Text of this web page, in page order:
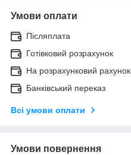
Умови оплати
Післяплата
Готівковий розрахунок
На розрахунковий рахунок
Банківський переказ
Всі умови оплати
Умови повернення